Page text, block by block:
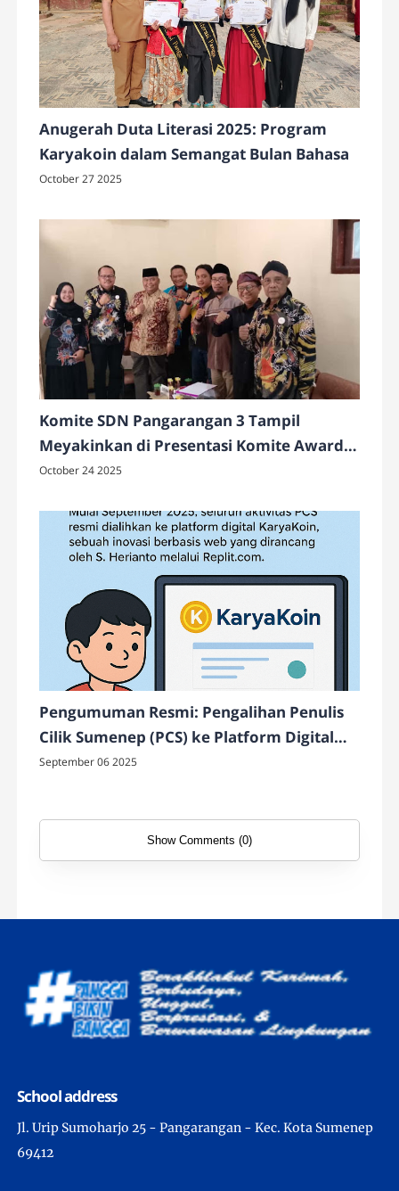
Anugerah Duta Literasi 2025: Program
Karyakoin dalam Semangat Bulan Bahasa
October 27 2025
Komite SDN Pangarangan 3 Tampil
Meyakinkan di Presentasi Komite Award
2025, Optimis Raih Juara
October 24 2025
Pengumuman Resmi: Pengalihan Penulis
Cilik Sumenep (PCS) ke Platform Digital
KaryaKoin
September 06 2025
Show Comments (0)
School address
Jl. Urip Sumoharjo 25 - Pangarangan - Kec. Kota Sumenep
69412